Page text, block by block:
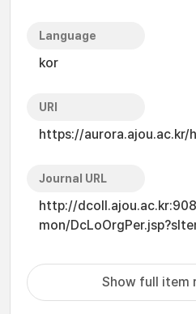
Language
kor
URI
https://aurora.ajou.ac.kr/
Journal URL
http://
mon/
Show full item